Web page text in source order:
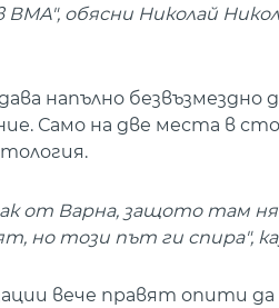
обясни Николай
напълно
Само на две места в
от Варна, защото там
но този път ги спира",
вече правят опити